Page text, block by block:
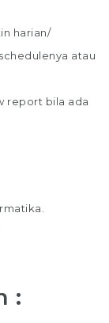
harian/
atau
report bila ada
: